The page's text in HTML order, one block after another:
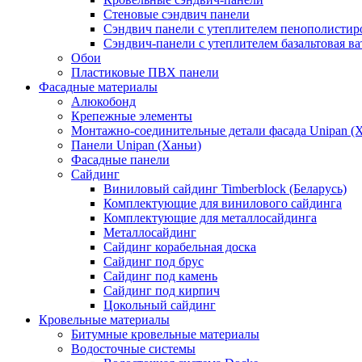
Стеновые сэндвич панели
Сэндвич панели с утеплителем
Сэндвич-панели с утеплителем базальтовая
Обои
Пластиковые ПВХ панели
Фасадные материалы
Алюкобонд
Крепежные элементы
Монтажно-соединительные детали фасада Unipan
Панели Unipan (Ханьи)
Фасадные панели
Сайдинг
Виниловый сайдинг Timberblock (Беларусь)
Комплектующие для винилового сайдинга
Комплектующие для металлосайдинга
Металлосайдинг
Сайдинг корабельная доска
Сайдинг под брус
Сайдинг под камень
Сайдинг под кирпич
Цокольный сайдинг
Кровельные материалы
Битумные кровельные материалы
Водосточные системы